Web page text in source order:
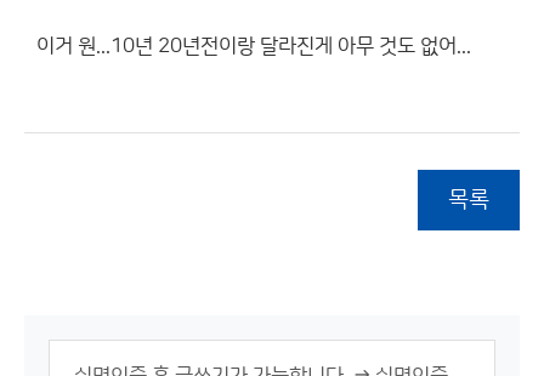
이거 원...10년 20년전이랑 달라진게 아무 것도 없어...
목록